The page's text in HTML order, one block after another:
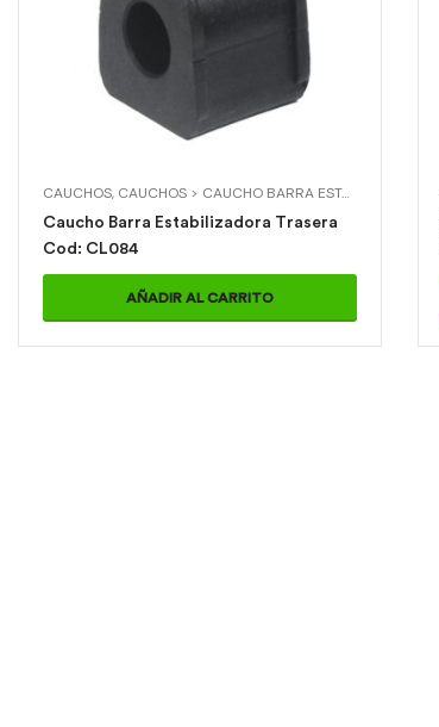
CAUCHOS, CAUCHOS > CAUCHO BARRA ESTABILIZADORA TRASERA
Caucho Barra Estabilizadora Trasera
Cod: CL084
AÑADIR AL CARRITO